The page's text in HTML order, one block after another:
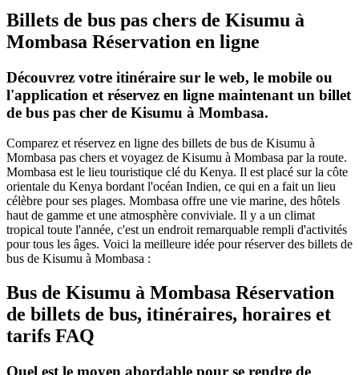
Billets de bus pas chers de Kisumu à
Mombasa Réservation en ligne
Découvrez votre itinéraire sur le web, le mobile ou
l'application et réservez en ligne maintenant un billet
de bus pas cher de Kisumu à Mombasa.
Comparez et réservez en ligne des billets de bus de Kisumu à
Mombasa pas chers et voyagez de Kisumu à Mombasa par la route.
Mombasa est le lieu touristique clé du Kenya. Il est placé sur la côte
orientale du Kenya bordant l'océan Indien, ce qui en a fait un lieu
célèbre pour ses plages. Mombasa offre une vie marine, des hôtels
haut de gamme et une atmosphère conviviale. Il y a un climat
tropical toute l'année, c'est un endroit remarquable rempli d'activités
pour tous les âges. Voici la meilleure idée pour réserver des billets de
bus de Kisumu à Mombasa :
Bus de Kisumu à Mombasa Réservation
de billets de bus, itinéraires, horaires et
tarifs FAQ
Quel est le moyen abordable pour se rendre de